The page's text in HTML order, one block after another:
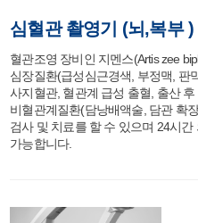
심혈관 촬영기 (뇌,복부 )
혈관조영 장비인 지멘스(Artis zee
심장질환(급성심근경색, 부정맥, 판
사지혈관, 혈관계 급성 출혈, 출산
비혈관계질환(담낭배액술, 담관 확
검사 및 치료를 할 수 있으며 24시
가능합니다.